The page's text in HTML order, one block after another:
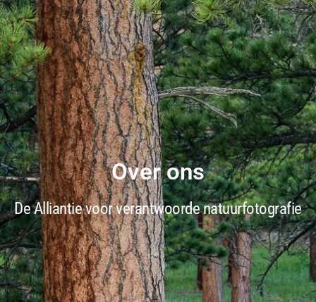
Over ons
De Alliantie voor verantwoorde natuurfotografie